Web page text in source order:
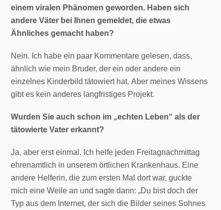
einem viralen Phänomen geworden. Haben sich
andere Väter bei Ihnen gemeldet, die etwas
Ähnliches gemacht haben?
Nein. Ich habe ein paar Kommentare gelesen, dass,
ähnlich wie mein Bruder, der ein oder andere ein
einzelnes Kinderbild tätowiert hat. Aber meines Wissens
gibt es kein anderes langfristiges Projekt.
Wurden Sie auch schon im „echten Leben“ als der
tätowierte Vater erkannt?
Ja, aber erst einmal. Ich helfe jeden Freitagnachmittag
ehrenamtlich in unserem örtlichen Krankenhaus. Eine
andere Helferin, die zum ersten Mal dort war, guckte
mich eine Weile an und sagte dann: „Du bist doch der
Typ aus dem Internet, der sich die Bilder seines Sohnes